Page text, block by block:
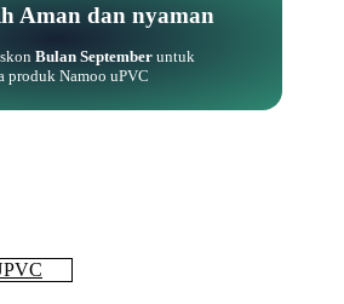
Aman dan nyaman
Bulan September untuk
produk Namoo uPVC